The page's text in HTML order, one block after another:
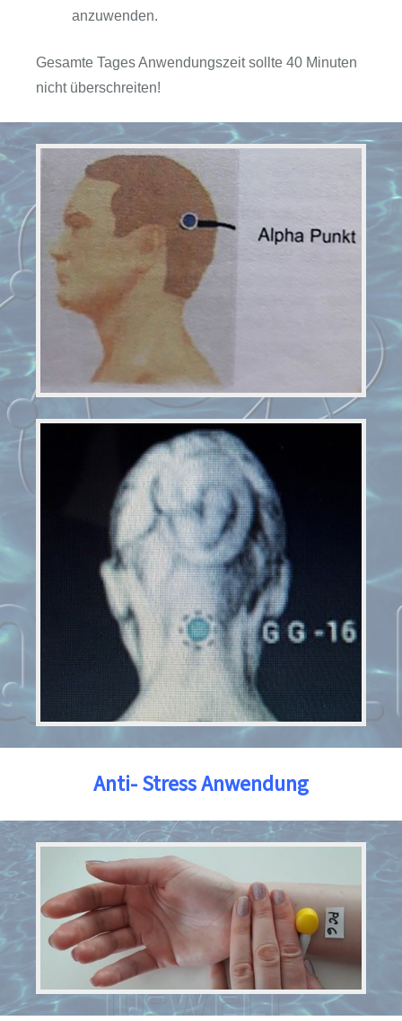
anzuwenden.
Gesamte Tages Anwendungszeit sollte 40 Minuten
nicht überschreiten!
Anti- Stress Anwendung